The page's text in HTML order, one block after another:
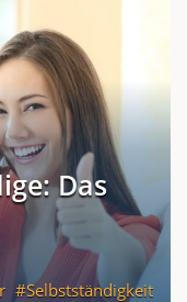
Das
Selbstständigkeit